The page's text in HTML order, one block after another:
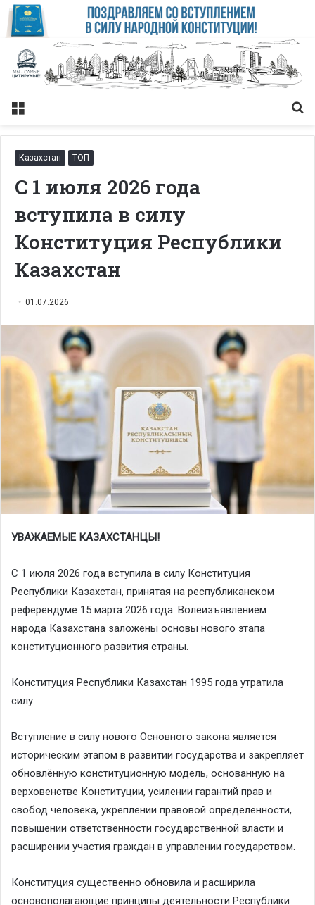
Меню
Казахстан ТОП
С 1 июля 2026 года
вступила в силу
Конституция Республики
Казахстан
01.07.2026
УВАЖАЕМЫЕ КАЗАХСТАНЦЫ!
С 1 июля 2026 года вступила в силу Конституция
Республики Казахстан, принятая на республиканском
референдуме 15 марта 2026 года. Волеизъявлением
народа Казахстана заложены основы нового этапа
конституционного развития страны.
Конституция Республики Казахстан 1995 года утратила
силу.
Вступление в силу нового Основного закона является
историческим этапом в развитии государства и закрепляет
обновлённую конституционную модель, основанную на
верховенстве Конституции, усилении гарантий прав и
свобод человека, укреплении правовой определённости,
повышении ответственности государственной власти и
расширении участия граждан в управлении государством.
Конституция существенно обновила и расширила
основополагающие принципы деятельности Республики